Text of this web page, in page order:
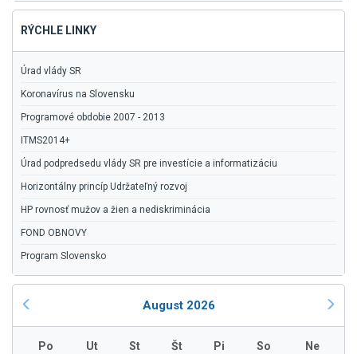
RÝCHLE LINKY
Úrad vlády SR
Koronavírus na Slovensku
Programové obdobie 2007 - 2013
ITMS2014+
Úrad podpredsedu vlády SR pre investície a informatizáciu
Horizontálny princíp Udržateľný rozvoj
HP rovnosť mužov a žien a nediskriminácia
FOND OBNOVY
Program Slovensko
August 2026
Po Ut St Št Pi So
Ne